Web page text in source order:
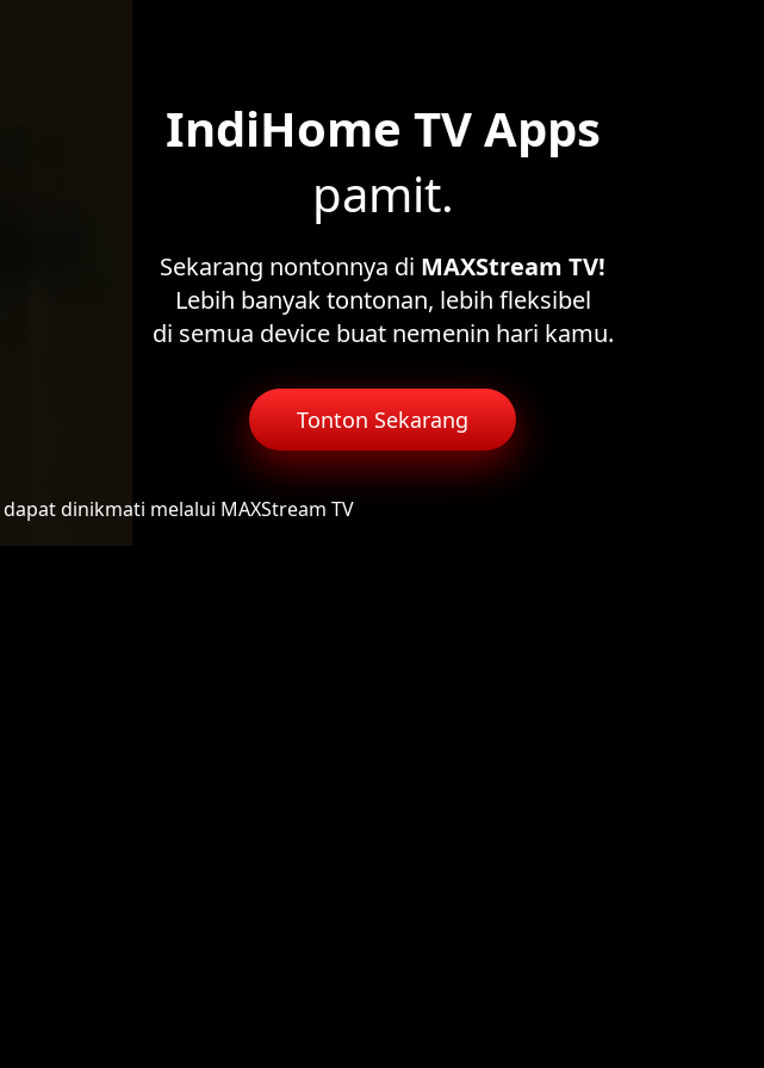
IndiHome TV Apps
pamit.
Sekarang nontonnya di MAXStream TV!
Lebih banyak tontonan, lebih fleksibel
di semua device buat nemenin hari kamu.
Tonton Sekarang
dapat dinikmati melalui MAXStream TV